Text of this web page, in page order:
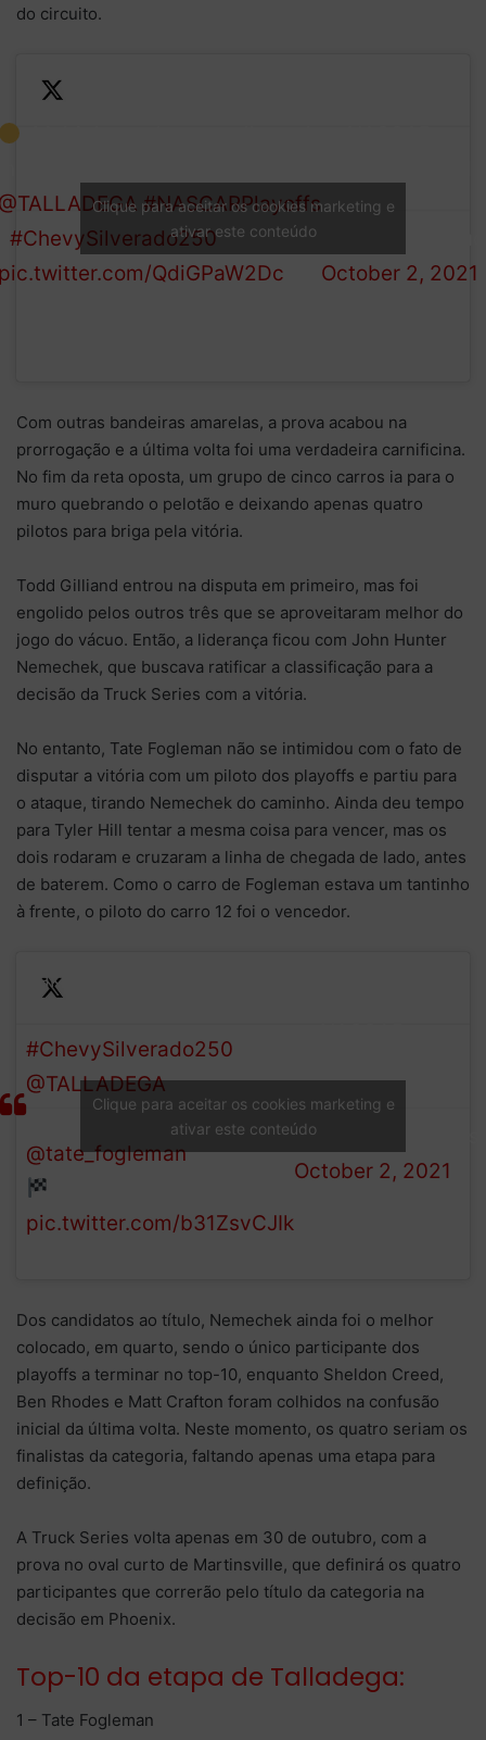
do circuito.
.#NASCARPlayoffs
#ChevySilverado250
QdiGPaW2Dc
Trucks
October 2, 2021
Clique para aceitar os cookies marketing e
ativar este conteúdo
Com outras bandeiras amarelas, a prova acabou na
prorrogação e a última volta foi uma verdadeira carnificina.
No fim da reta oposta, um grupo de cinco carros ia para o
muro quebrando o pelotão e deixando apenas quatro
pilotos para briga pela vitória.
Todd Gilliand entrou na disputa em primeiro, mas foi
engolido pelos outros três que se aproveitaram melhor do
jogo do vácuo. Então, a liderança ficou com John Hunter
Nemechek, que buscava ratificar a classificação para a
decisão da Truck Series com a vitória.
No entanto, Tate Fogleman não se intimidou com o fato de
disputar a vitória com um piloto dos playoffs e partiu para
o ataque, tirando Nemechek do caminho. Ainda deu tempo
para Tyler Hill tentar a mesma coisa para vencer, mas os
dois rodaram e cruzaram a linha de chegada de lado, antes
de baterem. Como o carro de Fogleman estava um tantinho
à frente, o piloto do carro 12 foi o vencedor.
Take a look at the last lap
#ChevySilverado250
@TALLADEGAthat
resulted in
@tate_foglemantaking the
pic.twitter.com/b31ZsvCJIk
Trucks
(@NASCAR_Trucks)
October 2, 2021
Clique para aceitar os cookies marketing e
ativar este conteúdo
Dos candidatos ao título, Nemechek ainda foi o melhor
colocado, em quarto, sendo o único participante dos
playoffs a terminar no top-10, enquanto Sheldon Creed,
Ben Rhodes e Matt Crafton foram colhidos na confusão
inicial da última volta. Neste momento, os quatro seriam os
finalistas da categoria, faltando apenas uma etapa para
definição.
A Truck Series volta apenas em 30 de outubro, com a
prova no oval curto de Martinsville, que definirá os quatro
participantes que correrão pelo título da categoria na
decisão em Phoenix.
Top-10 da etapa de Talladega:
1 – Tate Fogleman